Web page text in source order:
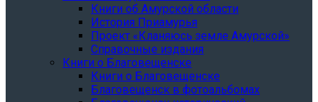
Книги об Амурской области
История Приамурья
Проект «Кланяюсь земле Амурской»
Справочные издания
Книги о Благовещенске
Книги о Благовещенске
Благовещенск в фотоальбомах